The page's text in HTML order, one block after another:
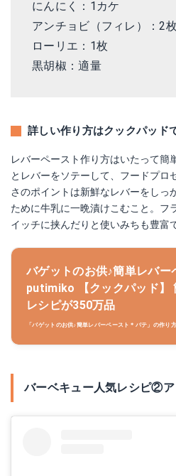
にんにく：1カケ
アンチョビ（フィレ）：2枚
ローリエ：1枚
黒胡椒：適量
詳しい作り方はクックパッド
レバーペースト作り方はいたって簡
とレバーをソテーして、フードプロ
さのポイントは新鮮なレバーをしっ
ために牛乳に一晩漬けこむこと。フ
イッチに挟んだりと使いみちも豊富
バゲットのお供♪簡単レバー
putimiko 【クックパッド】
レシピが350万品
「バゲットのお供♪簡単レバーペースト＊パテ」の作
バーベキュー人気レシピ②ア